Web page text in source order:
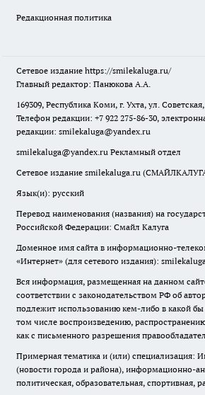
Редакционная политика
Сетевое издание https://smilekaluga.ru/
Главный редактор: Панюкова А.А.
169309, Республика Коми, г. Ухта, ул.
Телефон редакции: +7 922 275-86-30,
редакции: smilekaluga@yandex.ru
smilekaluga@yandex.ru Рекламный отдел
Сетевое издание smilekaluga.ru
Язык(и): русский
Перевод наименования (названия) на
Российской Федерации: Смайл Калуга
Доменное имя сайта в информационно-
«Интернет» (для сетевого издания):
Вся информация, размещенная на данном
соответствии с законодательством РФ об
подлежит использованию кем-либо в какой
том числе воспроизведению,
как с письменного разрешения
Примерная тематика и (или) специализация:
(новости города и района), информационно-
политическая, образовательная, спортивная,